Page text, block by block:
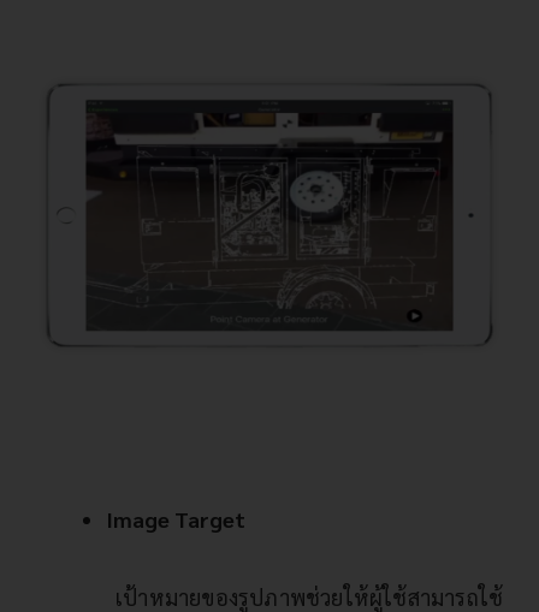
Image Target
เป้าหมายของรูปภาพช่วยให้ผู้ใช้สามารถใช้